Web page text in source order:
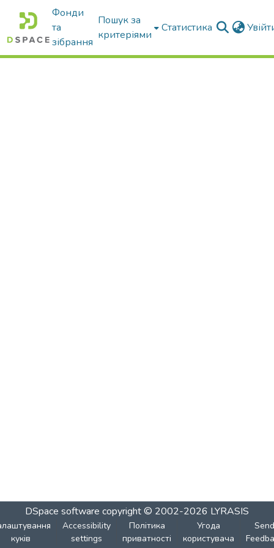
Фонди
та
зібрання
Пошук за
критеріями
Статистика
DSpace software copyright © 2002-2026 LYRASIS
куків
Accessibility
settings
Політика
приватності
Угода
користувача
Send